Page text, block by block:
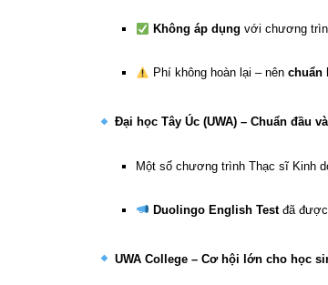
Không áp dụng với chương
Phí không hoàn lại – nên chuẩn
Đại học Tây Úc (UWA) – Chuẩn đầu
Một số chương trình Thạc sĩ Kinh
Duolingo English Testđã được
UWA College – Cơ hội lớn cho học